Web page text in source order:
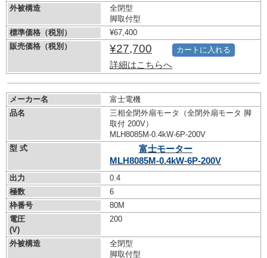
外被構造
全閉型
脚取付型
標準価格（税別）
¥67,400
販売価格（税別）
¥27,700
詳細はこちらへ
カートに入れる
メーカー名
富士電機
品名
三相全閉外扇モータ（全閉外扇モータ 脚
取付 200V）
MLH8085M-0.4kW-6P-200V
型 式
富士モーター
MLH8085M-0.4kW-6P-200V
出力
0.4
極数
6
枠番号
80M
電圧
(V)
200
外被構造
全閉型
脚取付型